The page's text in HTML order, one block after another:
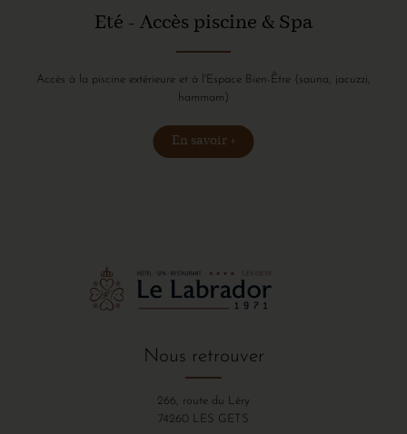
Eté - Accès piscine & Spa
Accès à la piscine extérieure et à l'Espace Bien-Être (sauna, jacuzzi,
hammam)
En savoir +
Nous retrouver
266, route du Léry
74260 LES GETS